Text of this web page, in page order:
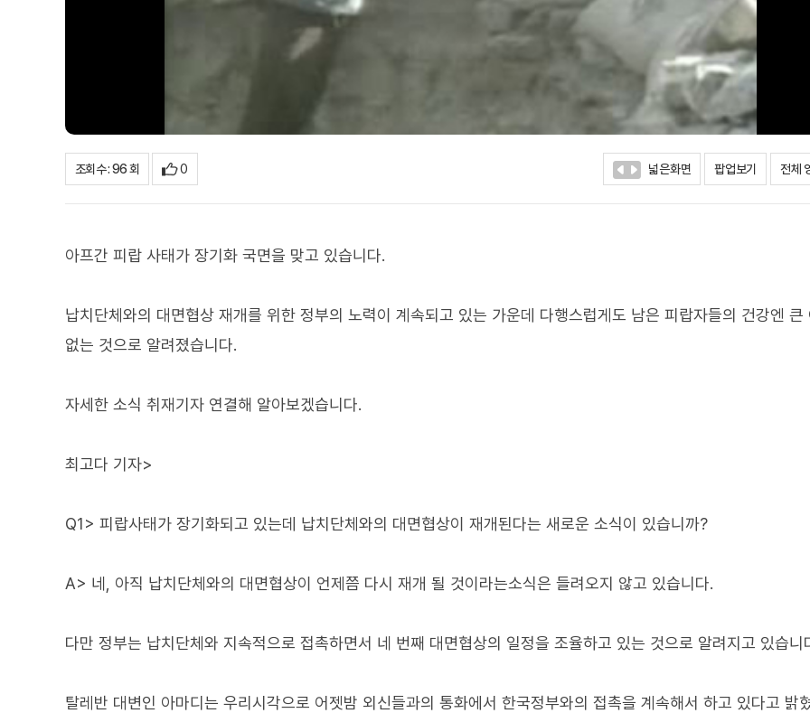
조회수 : 96 회 0 넓은화면 팝업보기 전체
아프간 피랍 사태가 장기화 국면을 맞고 있습니다.
납치단체와의 대면협상 재개를 위한 정부의 노력이 계속되고 있는 가운데 다행스럽게도 남은 피랍자들의 건강엔 큰
없는 것으로 알려졌습니다.
자세한 소식 취재기자 연결해 알아보겠습니다.
최고다 기자>
Q1> 피랍사태가 장기화되고 있는데 납치단체와의 대면협상이 재개된다는 새로운 소식이 있습니까?
A> 네, 아직 납치단체와의 대면협상이 언제쯤 다시 재개 될 것이라는소식은 들려오지 않고 있습니다.
다만 정부는 납치단체와 지속적으로 접촉하면서 네 번째 대면협상의 일정을 조율하고 있는 것으로 알려지고 있습니
탈레반 대변인 아마디는 우리시각으로 어젯밤 외신들과의 통화에서 한국정부와의 접촉을 계속해서 하고 있다고 밝